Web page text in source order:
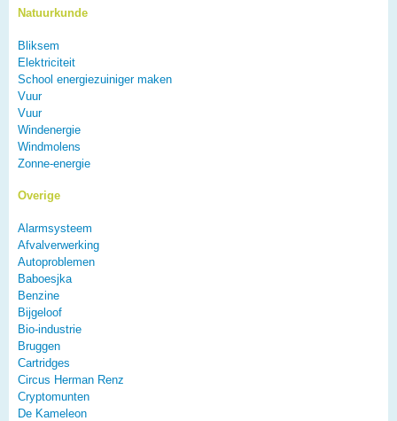
Natuurkunde
Bliksem
Elektriciteit
School energiezuiniger maken
Vuur
Vuur
Windenergie
Windmolens
Zonne-energie
Overige
Alarmsysteem
Afvalverwerking
Autoproblemen
Baboesjka
Benzine
Bijgeloof
Bio-industrie
Bruggen
Cartridges
Circus Herman Renz
Cryptomunten
De Kameleon